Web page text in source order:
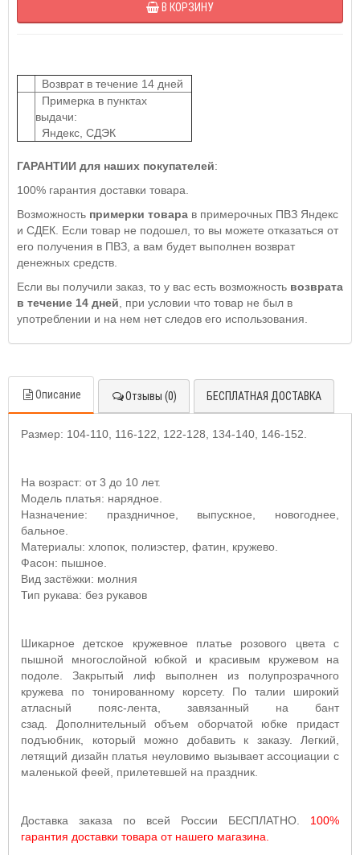
В КОРЗИНУ
Возврат в течение 14 дней
Примерка в пунктах
выдачи:
Яндекс, СДЭК
ГАРАНТИИ для наших покупателей:
100% гарантия доставки товара.
Возможность примерки товара в примерочных ПВЗ Яндекс
и СДЕК. Если товар не подошел, то вы можете отказаться от
его получения в ПВЗ, а вам будет выполнен возврат
денежных средств.
Если вы получили заказ, то у вас есть возможность возврата
в течение 14 дней , при условии что товар не был в
употреблении и на нем нет следов его использования.
Описание Отзывы (0) БЕСПЛАТНАЯ ДОСТАВКА
Размер: 104-110, 116-122, 122-128, 134-140, 146-152.
На возраст: от 3 до 10 лет.
Модель платья: нарядное.
Назначение: праздничное, выпускное, новогоднее,
бальное.
Материалы: хлопок, полиэстер, фатин, кружево.
Фасон: пышное.
Вид застёжки: молния
Тип рукава: без рукавов
Шикарное детское кружевное платье розового цвета с
пышной многослойной юбкой и красивым кружевом на
подоле. Закрытый лиф выполнен из полупрозрачного
кружева по тонированному корсету. По талии широкий
атласный пояс-лента, завязанный на бант
сзад. Дополнительный объем оборчатой юбке придаст
подъюбник, который можно добавить к заказу. Легкий,
летящий дизайн платья неуловимо вызывает ассоциации с
маленькой феей, прилетевшей на праздник.
Доставка заказа по всей России БЕСПЛАТНО. 100%
гарантия доставки товара от нашего магазина.